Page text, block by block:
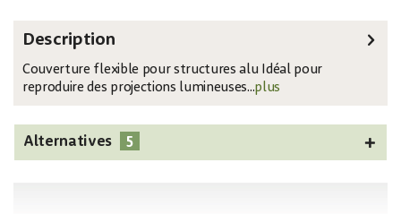
Description
Couverture flexible pour structures alu Idéal pour
reproduire des projections lumineuses...plus
Alternatives 5